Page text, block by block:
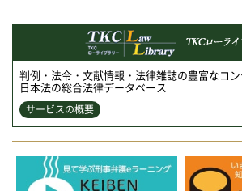
判例・法令・文献情報・法律雑誌の豊富なコ
日本法の総合法律データベース
サービスの概要